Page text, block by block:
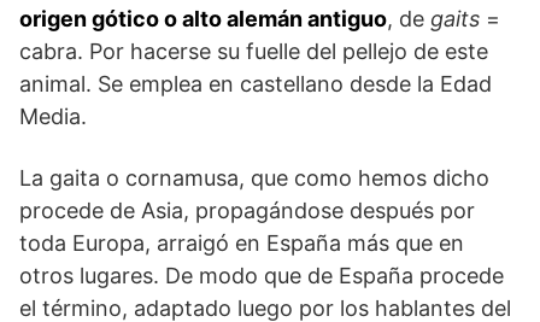
origen gótico o alto alemán antiguo, de gaits =
cabra. Por hacerse su fuelle del pellejo de este
animal. Se emplea en castellano desde la Edad
Media.
La gaita o cornamusa, que como hemos dicho
procede de Asia, propagándose después por
toda Europa, arraigó en España más que en
otros lugares. De modo que de España procede
el término, adaptado luego por los hablantes del